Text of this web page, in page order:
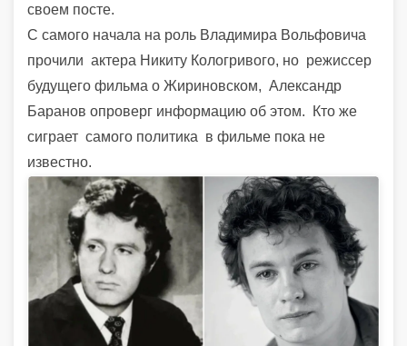
своем посте.
С самого начала на роль Владимира Вольфовича
прочили актера Никиту Кологривого, но режиссер
будущего фильма о Жириновском, Александр
Баранов опроверг информацию об этом.
Кто же
сиграет самого политика в фильме пока не
известно.